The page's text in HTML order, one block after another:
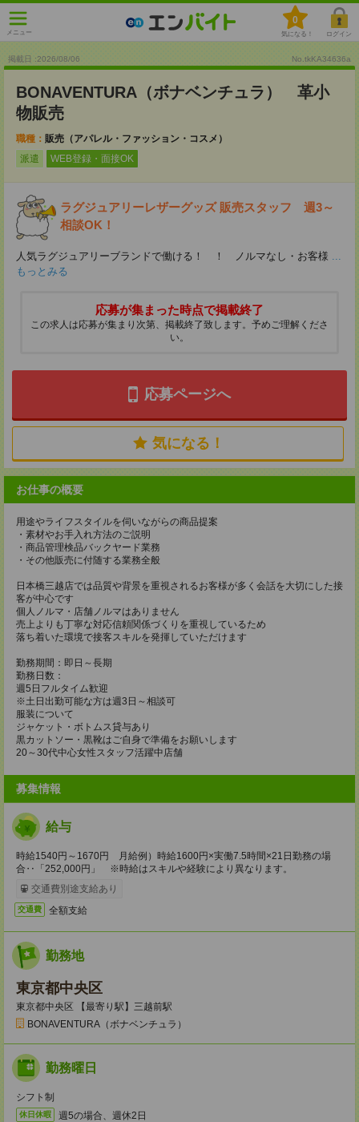
メニュー
0
気になる！ ログイン
掲載日 :2026/08/06 No.tkKA34636a
BONAVENTURA（ボナベンチュラ） 革小
物販売
職種： 販売（アパレル・ファッション・コスメ）
派遣
WEB登録・面接OK
ラグジュアリーレザーグッズ 販売スタッフ 週3～
相談OK！
人気ラグジュアリーブランドで働ける！ ！ ノルマなし・お客様 ...
もっとみる
応募が集まった時点で掲載終了
この求人は応募が集まり次第、掲載終了致します。予めご理解くださ
い。
応募ページへ
気になる！
お仕事の概要
用途やライフスタイルを伺いながらの商品提案
・素材やお手入れ方法のご説明
・商品管理検品バックヤード業務
・その他販売に付随する業務全般
日本橋三越店では品質や背景を重視されるお客様が多く会話を大切にした接
客が中心です
個人ノルマ・店舗ノルマはありません
売上よりも丁寧な対応信頼関係づくりを重視しているため
落ち着いた環境で接客スキルを発揮していただけます
勤務期間：即日～長期
勤務日数：
週5日フルタイム歓迎
※土日出勤可能な方は週3日～相談可
服装について
ジャケット・ボトムス貸与あり
黒カットソー・黒靴はご自身で準備をお願いします
20～30代中心女性スタッフ活躍中店舗
募集情報
給与
時給1540円～1670円 月給例）時給1600円×実働7.5時間×21日勤務の場
合‥「252,000円」 ※時給はスキルや経験により異なります。
交通費別途支給あり
交通費 全額支給
勤務地
東京都中央区
東京都中央区 【最寄り駅】三越前駅
BONAVENTURA（ボナベンチュラ）
勤務曜日
シフト制
休日休暇 週5の場合、週休2日